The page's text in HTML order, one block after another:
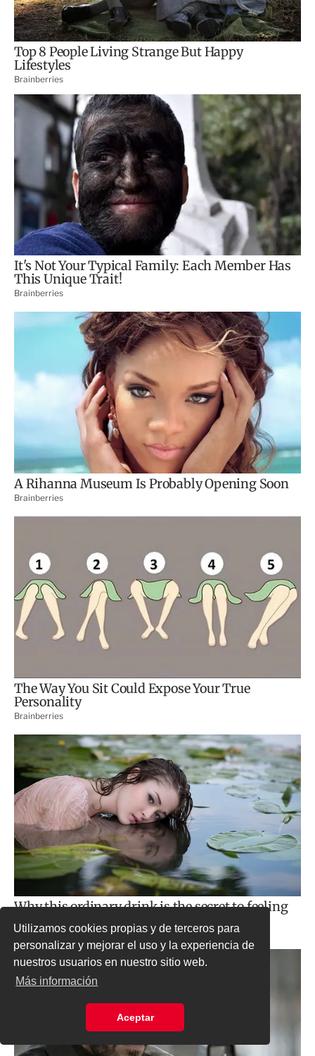
Utilizamos cookies propias y de terceros para
personalizar y mejorar el uso y la experiencia de
nuestros usuarios en nuestro sitio web.
Más información
Aceptar